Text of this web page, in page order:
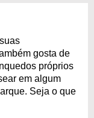
gosta de
próprios
em algum
Seja o que